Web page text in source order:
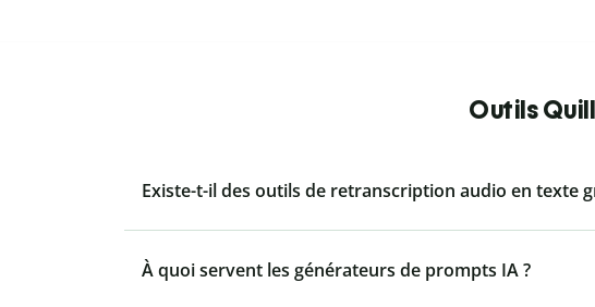
Outils
Existe-t-il des outils de retranscription audio en texte
À quoi servent les générateurs de prompts IA ?